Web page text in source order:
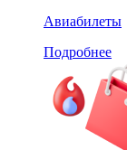
Авиабилеты
Подробнее